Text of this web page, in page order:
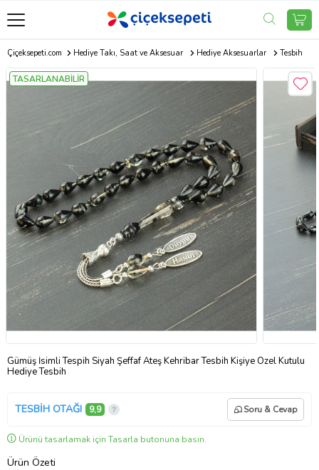
Çiçeksepeti.com Hediye Takı, Saat ve Aksesuar Hediye Aksesuarlar Tesbih
TASARLANABİLİR
Gümüş İsimli Tespih Siyah Şeffaf Ateş Kehribar Tesbih Kişiye Özel Kutulu
Hediye Tesbih
TESBİH OTAĞI 9,9 Soru & Cevap
Ürünü tasarlamak için Tasarla butonuna basın.
Ürün Özeti